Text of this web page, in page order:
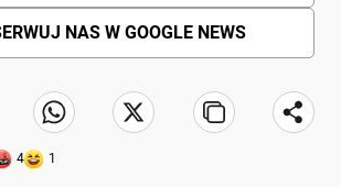
NAS W GOOGLE NEWS
4 1